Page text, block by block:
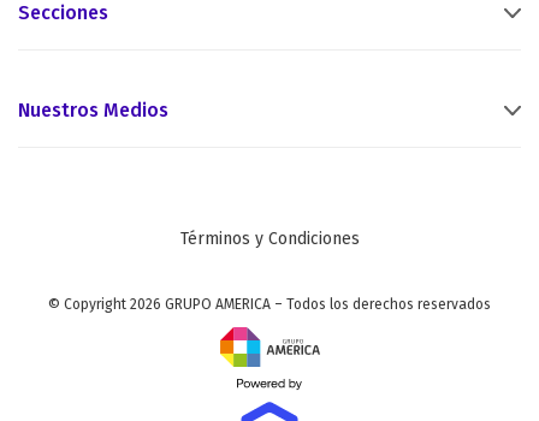
Secciones
Nuestros Medios
Términos y Condiciones
© Copyright 2026 GRUPO AMERICA – Todos los derechos reservados